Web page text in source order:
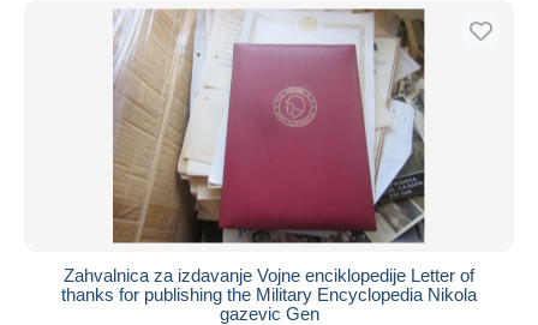
Zahvalnica za izdavanje Vojne enciklopedije Letter of
thanks for publishing the Military Encyclopedia Nikola
gazevic Gen